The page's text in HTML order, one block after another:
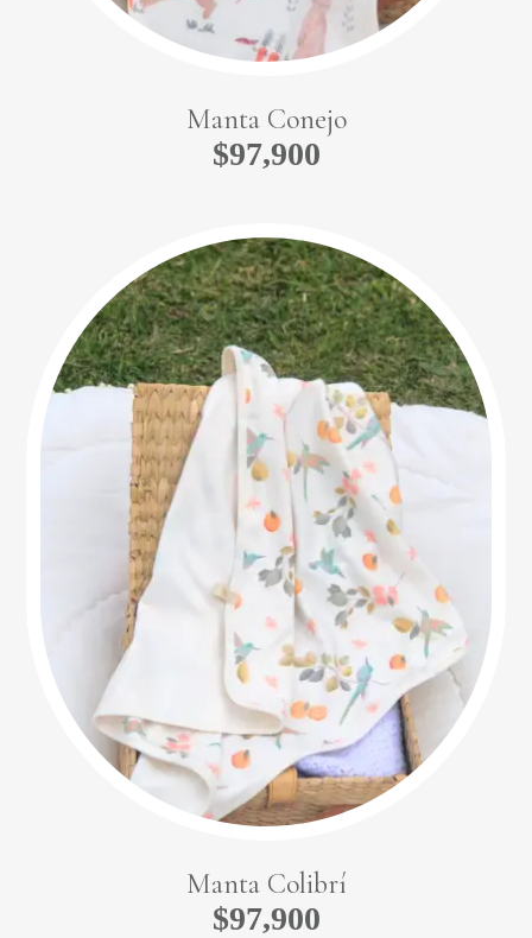
Manta Conejo
$97,900
Manta Colibrí
$97,900